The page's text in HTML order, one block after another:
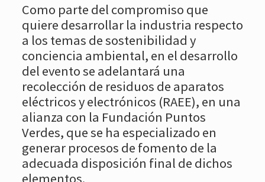
Como parte del compromiso que
quiere desarrollar la industria respecto
a los temas de sostenibilidad y
conciencia ambiental, en el desarrollo
del evento se adelantará una
recolección de residuos de aparatos
eléctricos y electrónicos (RAEE), en una
alianza con la Fundación Puntos
Verdes, que se ha especializado en
generar procesos de fomento de la
adecuada disposición final de dichos
elementos.